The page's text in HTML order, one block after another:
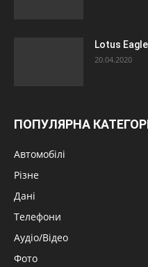
Lotus
20.04.2020
ПОПУЛЯРНА
Автомобілі
Різне
Дані
Телефони
Аудіо/Відео
Фото